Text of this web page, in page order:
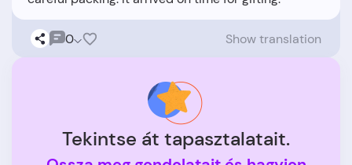
0 Show translation
Tekintse át tapasztalatait.